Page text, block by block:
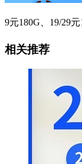
9元180G、19/29
相关推荐